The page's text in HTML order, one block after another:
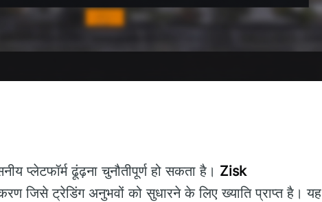
प्लेटफॉर्म ढूंढ़ना चुनौतीपूर्ण हो सकता है। Zisk
जिसे ट्रेडिंग अनुभवों को सुधारने के लिए ख्याति प्राप्त है। यह